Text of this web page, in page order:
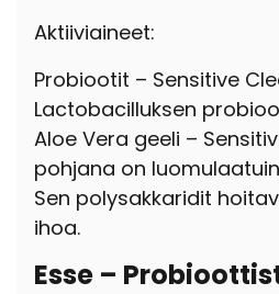
Aktiiviaineet:
Probiootit – Sensitive
Lactobacilluksen
Aloe Vera geeli –
pohjana on
Sen polysakkaridit
ihoa.
Esse –